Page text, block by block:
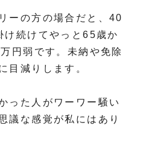
ーの方の場合だと、40
け続けてやっと65歳か
円弱です。未納や免除
目減りします。
った人がワーワー騒い
議な感覚が私にはあり